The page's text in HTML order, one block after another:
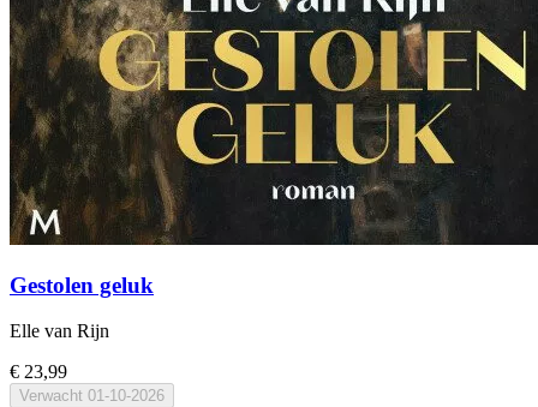
Gestolen geluk
Elle van Rijn
€ 23,99
Verwacht 01-10-2026